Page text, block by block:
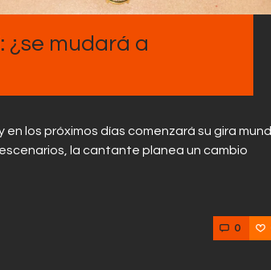
¿se mudará a
los próximos días comenzará su gira
escenarios, la cantante planea un cambio
0